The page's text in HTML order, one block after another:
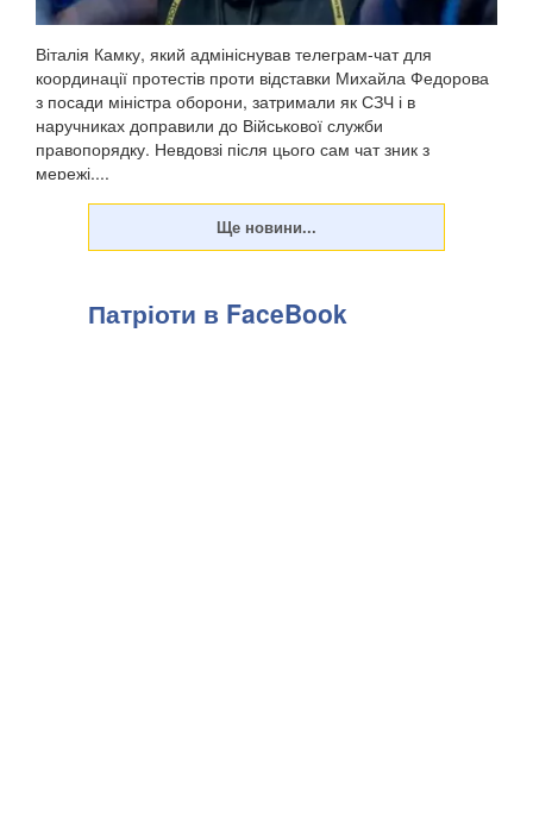
Віталія Камку, який адмініснував телеграм-чат для
координації протестів проти відставки Михайла Федорова
з посади міністра оборони, затримали як СЗЧ і в
наручниках доправили до Військової служби
правопорядку. Невдовзі після цього сам чат зник з
мережі,...
Патріоти в FaceBook